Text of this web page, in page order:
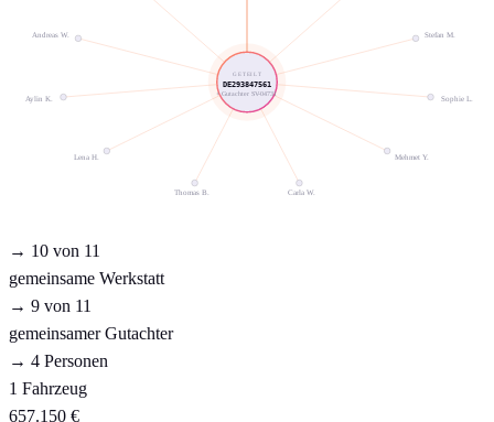
Stefan M.
Sophie L.
Mehmet Y.
Carla W.
Thomas B.
Lena H.
Aylin K.
Andreas W.
GETEILT
DE293847561
+ Gutachter SV-04731
→ 10 von 11
gemeinsame Werkstatt
→ 9 von 11
gemeinsamer Gutachter
→ 4 Personen
1 Fahrzeug
657.150 €